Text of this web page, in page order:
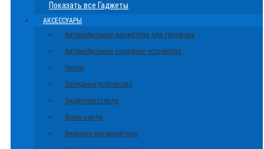
Показать все Гаджеты
АКСЕССУАРЫ
Автомобильные держатели для телефона
Автомобильные зарядные устройства
Чехлы
Зарядные устройства
Защитные стекла
Флеш-карты
Внешние аккумуляторы